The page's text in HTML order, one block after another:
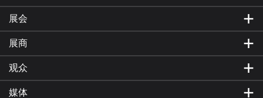
展会
展商
观众
媒体